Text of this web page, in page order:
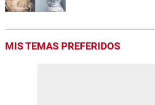
MIS TEMAS PREFERIDOS